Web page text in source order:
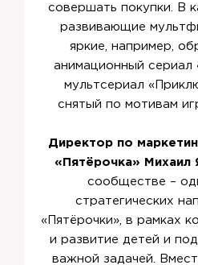
совершать покупки. В
развивающие
яркие, например,
анимационный
мультсериал
снятый по мотивам
Директор по
«Пятёрочка» Михаил
сообществе –
стратегических
«Пятёрочки», в рамках
и развитие детей и
важной задачей.